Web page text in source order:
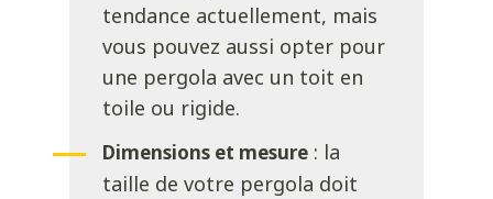
tendance actuellement, mais
vous pouvez aussi opter pour
une pergola avec un toit en
toile ou rigide.
Dimensions et mesure: la
taille de votre pergola doit